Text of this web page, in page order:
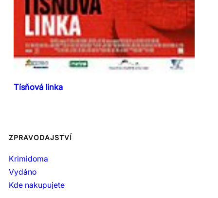
Tísňová linka
ZPRAVODAJSTVÍ
Krimidoma
Vydáno
Kde nakupujete